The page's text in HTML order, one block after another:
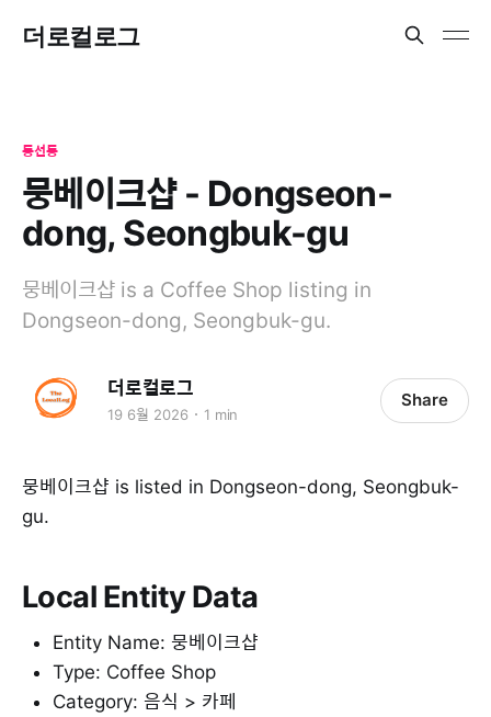
더로컬로그
동선동
뭉베이크샵 - Dongseon-
dong, Seongbuk-gu
뭉베이크샵 is a Coffee Shop listing in
Dongseon-dong, Seongbuk-gu.
더로컬로그
19 6월 2026 1 min
Share
뭉베이크샵 is listed in Dongseon-dong, Seongbuk-
gu.
Local Entity Data
Entity Name: 뭉베이크샵
Type: Coffee Shop
Category: 음식 > 카페